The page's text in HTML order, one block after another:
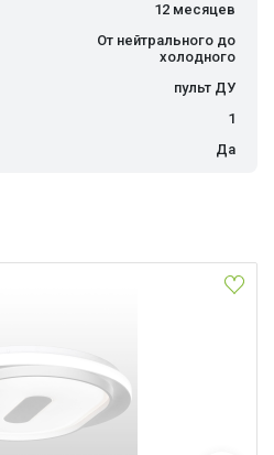
12 месяцев
От нейтрального до
холодного
пульт ДУ
1
Да